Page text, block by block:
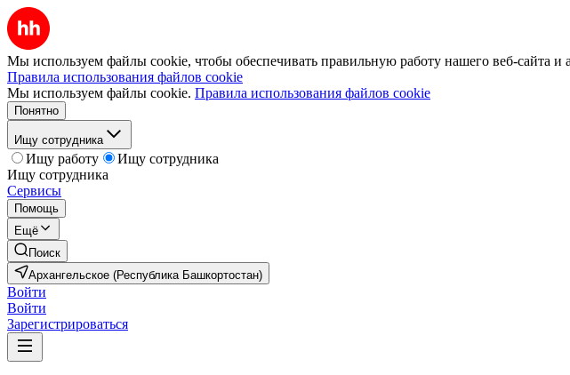
Мы используем файлы cookie, чтобы обеспечивать правильную работу нашего веб-сайта и
Правила использования файлов cookie
Мы используем файлы cookie. Правила использования файлов cookie
Понятно
Ищу сотрудника
Ищу работу
Ищу сотрудника
Ищу сотрудника
Сервисы
Помощь
Ещё
Поиск
Архангельское (Республика Башкортостан)
Войти
Войти
Зарегистрироваться